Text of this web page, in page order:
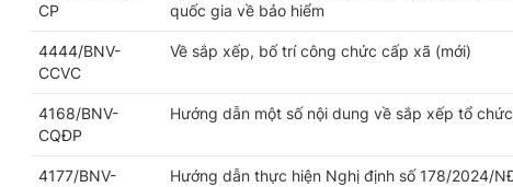
CP
quốc gia về bảo hiểm
4444/BNV-
CCVC
Về sắp xếp, bố trí công chức cấp xã (mới)
4168/BNV-
CQĐP
Hướng dẫn một số nội dung về sắp xếp tổ
4177/BNV-
Hướng dẫn thực hiện Nghị định số 178/2024/